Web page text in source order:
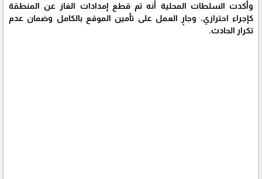
وأكدت السلطات المحلية أنه تم قطع إمدادات الغاز عن المنطقة
كإجراء احترازي، وجارٍ العمل على تأمين الموقع بالكامل وضمان عدم
تكرار الحادث.